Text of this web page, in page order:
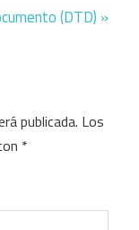
(DTD)
publicada. Los
*